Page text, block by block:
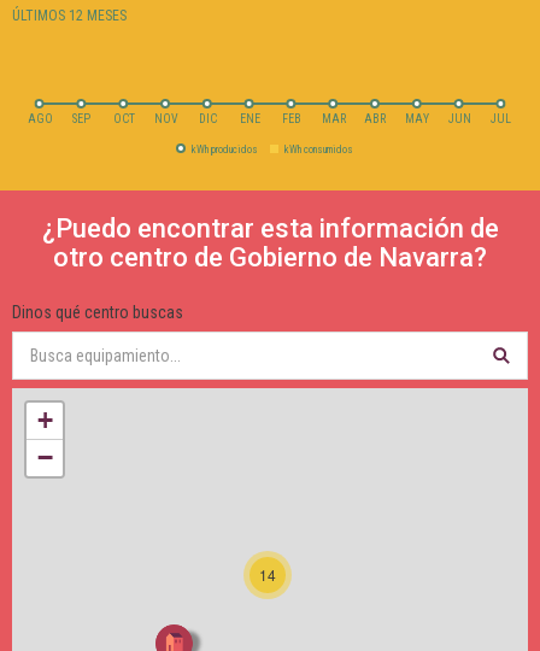
ÚLTIMOS 12 MESES
AGO SEP OCT NOV DIC ENE FEB MAR ABR MAY JUN JUL
kWh producidos kWh consumidos
¿Puedo encontrar esta información de
otro centro de Gobierno de Navarra?
Dinos qué centro buscas
14
+
−